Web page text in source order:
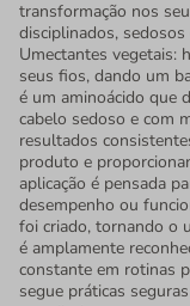
transformação nos
disciplinados,
Umectantes vegetais:
seus fios, dando um
é um aminoácido que
cabelo sedoso e com
resultados
produto e
aplicação é pensada
desempenho ou
foi criado, tornando o
é amplamente
constante em rotinas
segue práticas